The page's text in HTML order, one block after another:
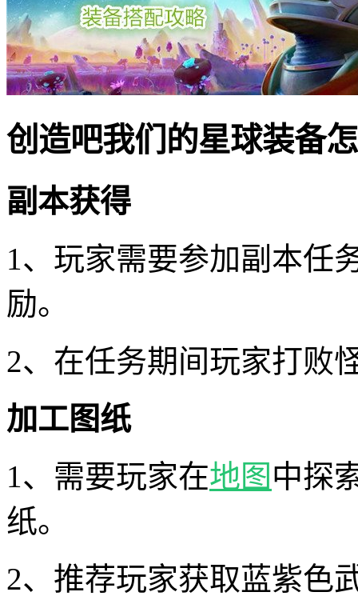
创造吧我们的星球装备
副本获得
1、玩家需要参加副本任
励。
2、在任务期间玩家打败
加工图纸
1、需要玩家在地图 中探
纸。
2、推荐玩家获取蓝紫色